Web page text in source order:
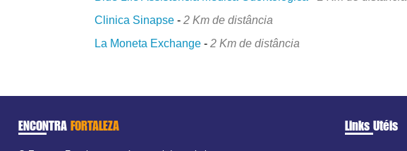
Clinica Sinapse -2 Km de distância
La Moneta Exchange -2 Km de distância
ENCONTRA FORTALEZA Links Utéis